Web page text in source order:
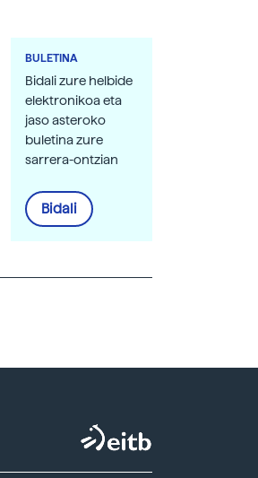
BULETINA
Bidali zure helbide
elektronikoa eta
jaso asteroko
buletina zure
sarrera-ontzian
Bidali